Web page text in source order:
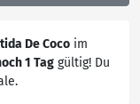
De Coco im
1 Tag gültig! Du